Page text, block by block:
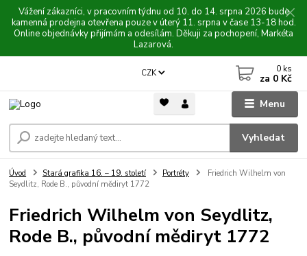
Vážení zákazníci, v pracovním týdnu od 10. do 14. srpna 2026 bude
kamenná prodejna otevřena pouze v úterý 11. srpna v čase 13-18 hod.
Online objednávky přijímám a odesílám. Děkuji za pochopení, Markéta
Lazarová.
Menu
CZK
Vyhledat
0 ks
za 0 Kč
Úvod Stará grafika 16. – 19. století Portréty
Friedrich Wilhelm von
Seydlitz, Rode B., původní mědiryt 1772
Friedrich Wilhelm von Seydlitz,
Rode B., původní mědiryt 1772